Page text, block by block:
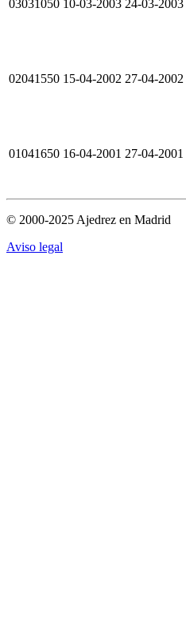
03031050 10-03-2003 24-03-2003
02041550 15-04-2002 27-04-2002
01041650 16-04-2001 27-04-2001
© 2000-2025 Ajedrez en Madrid
Aviso legal